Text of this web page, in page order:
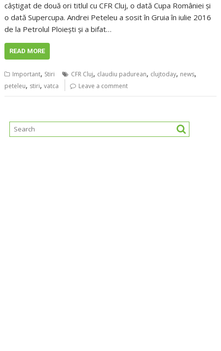
câștigat de două ori titlul cu CFR Cluj, o dată Cupa României și
o dată Supercupa. Andrei Peteleu a sosit în Gruia în iulie 2016
de la Petrolul Ploiești și a bifat…
READ MORE
Important, Stiri CFR Cluj, claudiu padurean, clujtoday, news,
peteleu, stiri,vatca Leave a comment